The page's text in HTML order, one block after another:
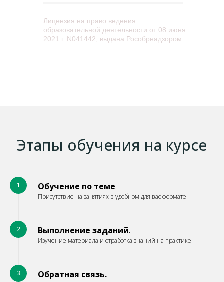
Лицензия на право ведения
образовательной деятельности от 08 июня
2021 г. N041442, выдана Рособрнадзором
Этапы обучения на курсе
1 Обучение по теме.
Присутствие на занятиях в удобном для вас формате
2 Выполнение заданий.
Изучение материала и отработка знаний на практике
3 Обратная связь.